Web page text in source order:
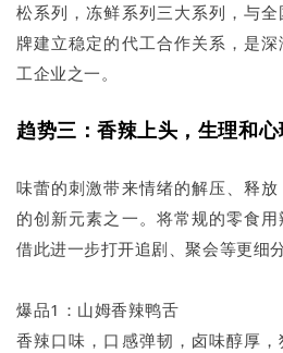
松系列，冻鲜系列三大系列，与
牌建立稳定的代工合作关系，是
工企业之一。
趋势三：香辣上头，生理和
味蕾的刺激带来情绪的解压、释
的创新元素之一。将常规的零食
借此进一步打开追剧、聚会等更细
爆品1：山姆香辣鸭舌
香辣口味，口感弹韧，卤味醇厚